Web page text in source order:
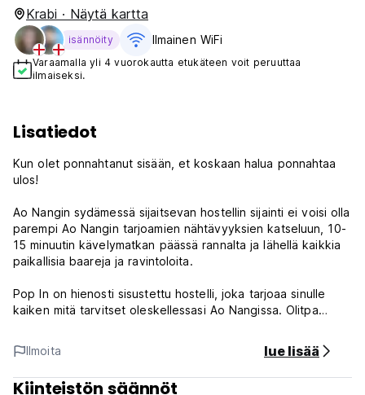
Krabi · Näytä kartta
isännöity Ilmainen WiFi
Varaamalla yli 4 vuorokautta etukäteen voit peruuttaa
ilmaiseksi.
Lisatiedot
Kun olet ponnahtanut sisään, et koskaan halua ponnahtaa
ulos!
Ao Nangin sydämessä sijaitsevan hostellin sijainti ei voisi olla
parempi Ao Nangin tarjoamien nähtävyyksien katseluun, 10-
15 minuutin kävelymatkan päässä rannalta ja lähellä kaikkia
paikallisia baareja ja ravintoloita.
Pop In on hienosti sisustettu hostelli, joka tarjoaa sinulle
kaiken mitä tarvitset oleskellessasi Ao Nangissa. Olitpa
hostellibaarissa uusien ystävien kanssa, olemme varmoja,
että viihdyt Pop Inissa. Pop In tarjoaa valtavan
tarkoitukseen rakennetun yhteisen alueen, joka on
ihanteellinen paikka tavata muita reppumatkailijoita ja
Ilmoita lue lisää
Kiinteistön säännöt